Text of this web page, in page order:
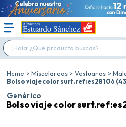
¡Hola! ¿Qué producto buscas?
Miscelaneos Vestuarios
Bolso viaje color surt.ref:es28106
Genérico
Bolso viaje color